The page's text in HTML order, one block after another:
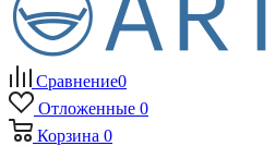
Сравнение0
Отложенные 0
Корзина 0